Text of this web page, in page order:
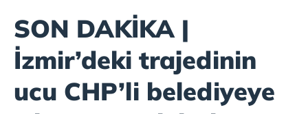
SON DAKİKA |
İzmir’deki trajedinin
ucu CHP’li belediyeye